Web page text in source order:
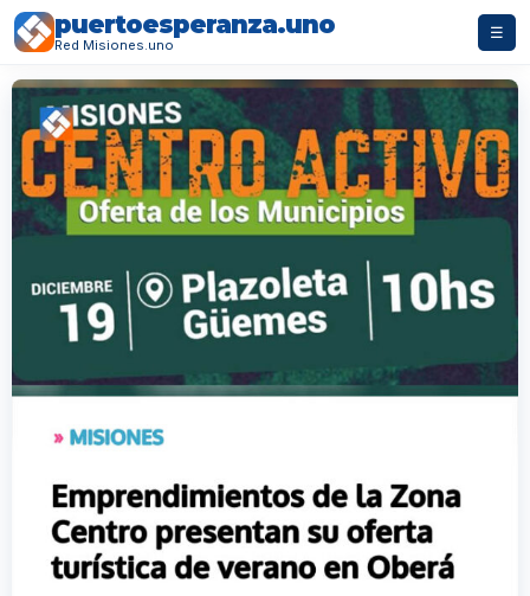
puertoesperanza.uno
Red Misiones.uno
☰